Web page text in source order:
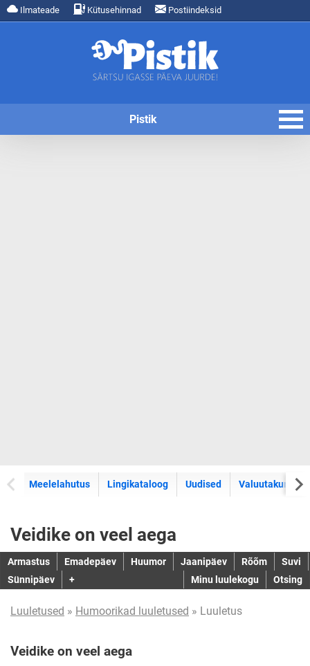
Ilmateade Kütusehinnad Postiindeksid
Pistik
Meelelahutus Lingikataloog Uudised Valuutakursid
Veidike on veel aega
Armastus Emadepäev Huumor Jaanipäev Rõõm
Suvi
Sünnipäev
+ Minu luulekogu Otsing
Luuletused » Humoorikad luuletused » Luuletus
Veidike on veel aega